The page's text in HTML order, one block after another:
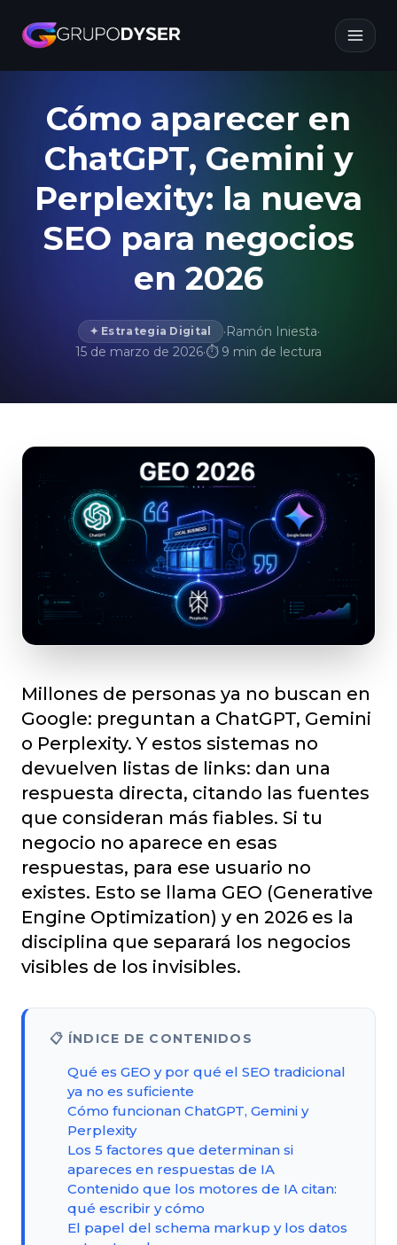
Cómo aparecer en
ChatGPT, Gemini y
Perplexity: la nueva
SEO para negocios
en 2026
✦ Estrategia Digital ·Ramón Iniesta·
15 de marzo de 2026·⏱ 9 min de lectura
Millones de personas ya no buscan en
Google: preguntan a ChatGPT, Gemini
o Perplexity. Y estos sistemas no
devuelven listas de links: dan una
respuesta directa, citando las fuentes
que consideran más fiables. Si tu
negocio no aparece en esas
respuestas, para ese usuario no
existes. Esto se llama GEO (Generative
Engine Optimization) y en 2026 es la
disciplina que separará los negocios
visibles de los invisibles.
📋 ÍNDICE DE CONTENIDOS
Qué es GEO y por qué el SEO tradicional
ya no es suficiente
Cómo funcionan ChatGPT, Gemini y
Perplexity
Los 5 factores que determinan si
apareces en respuestas de IA
Contenido que los motores de IA citan:
qué escribir y cómo
El papel del schema markup y los datos